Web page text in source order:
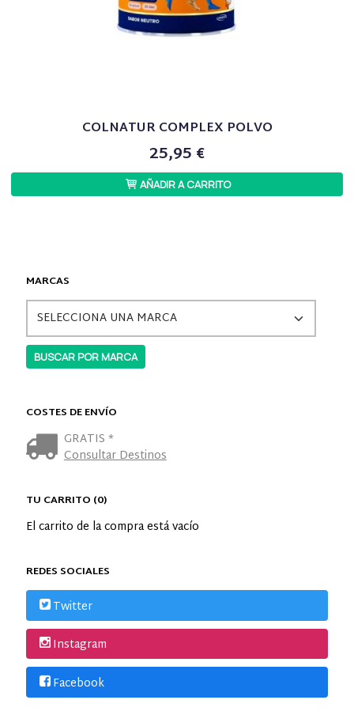
MARCAS
COSTES DE ENVÍO
GRATIS *
Consultar Destinos
TU CARRITO (0)
El carrito de la compra está vacío
REDES SOCIALES
Twitter
Instagram
Facebook
COLNATUR COMPLEX POLVO
25,95 €
AÑADIR A CARRITO